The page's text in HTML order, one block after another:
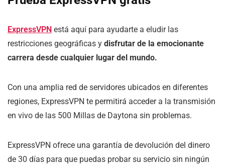
ExpressVPN está aquí para ayudarte a eludir las
restricciones geográficas y disfrutar de la emocionante
carrera desde cualquier lugar del mundo.
Con una amplia red de servidores ubicados en diferentes
regiones, ExpressVPN te permitirá acceder a la transmisión
en vivo de las 500 Millas de Daytona sin problemas.
ExpressVPN ofrece una garantía de devolución del dinero
de 30 días para que puedas probar su servicio sin ningún